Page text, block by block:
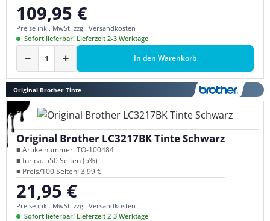
Regulärer Preis:
109,95 €
Preise inkl. MwSt. zzgl. Versandkosten
Sofort lieferbar! Lieferzeit 2-3 Werktage
− + In den Warenkorb
Original Brother Tinte
Original Brother LC3217BK Tinte Schwarz
■ Artikelnummer: TO-100484
■ für ca. 550 Seiten (5%)
■ Preis/100 Seiten: 3,99 €
Regulärer Preis:
21,95 €
Preise inkl. MwSt. zzgl. Versandkosten
Sofort lieferbar! Lieferzeit 2-3 Werktage